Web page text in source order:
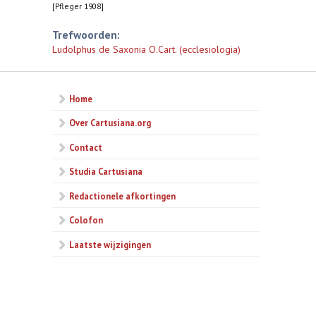
[Pfleger 1908]
Trefwoorden:
Ludolphus de Saxonia O.Cart. (ecclesiologia)
Home
Over Cartusiana.org
Contact
Studia Cartusiana
Redactionele afkortingen
Colofon
Laatste wijzigingen